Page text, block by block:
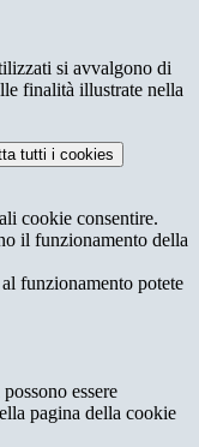
si avvalgono di
finalità illustrate nella
tutti i cookies
cookie consentire.
il funzionamento della
funzionamento potete
essere
pagina della cookie